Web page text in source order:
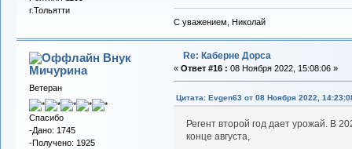
г.Тольятти
С уважением, Николай
Внук
Мичурина
Ветеран
Спасибо
-Дано: 1745
-Получено: 1925
Re: Каберне Дорса
« Ответ #16 : 08 Ноября 2022, 15:08:06 »
Цитата: Evgen63 от 08 Ноября 2022,
Регент второй год дает урожай. В
конце августа,